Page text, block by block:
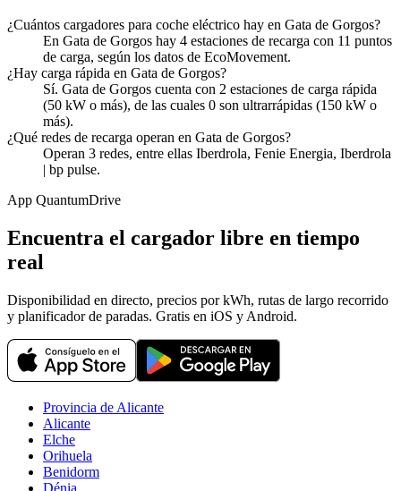
¿Cuántos cargadores para coche eléctrico hay en Gata de Gorgos?
En Gata de Gorgos hay 4 estaciones de recarga con 11 puntos
de carga, según los datos de EcoMovement.
¿Hay carga rápida en Gata de Gorgos?
Sí. Gata de Gorgos cuenta con 2 estaciones de carga rápida
(50 kW o más), de las cuales 0 son ultrarrápidas (150 kW o
más).
¿Qué redes de recarga operan en Gata de Gorgos?
Operan 3 redes, entre ellas Iberdrola, Fenie Energia, Iberdrola
| bp pulse.
App QuantumDrive
Encuentra el cargador libre en tiempo
real
Disponibilidad en directo, precios por kWh, rutas de largo recorrido
y planificador de paradas. Gratis en iOS y Android.
Provincia de Alicante
Alicante
Elche
Orihuela
Benidorm
Dénia